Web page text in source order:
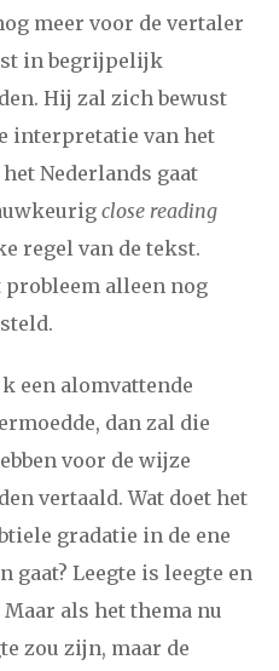
meer voor de vertaler
in begrijpelijk
Hij zal zich bewust
interpretatie van het
Nederlands gaat
close reading
regel van de tekst.
alleen nog
een alomvattende
dan zal die
voor de wijze
vertaald. Wat doet het
gradatie in de ene
gaat? Leegte is leegte en
als het thema nu
zou zijn, maar de